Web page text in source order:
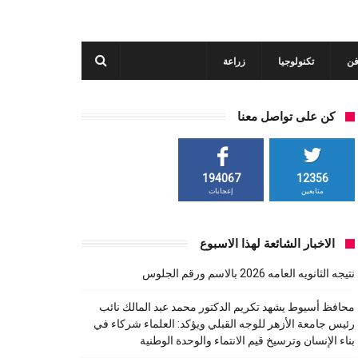
تكنولوجيا زراعة
كن على تواصل معنا
12356
متابعين
194067
إعجابات
الاخبار الشائعة لهذا الاسبوع
نتيجه الثانويه العامه 2026 بالاسم ورقم الجلوس
محافظ أسيوط يشهد تكريم الدكتور محمد عبد المالك نائب
رئيس جامعة الأزهر للوجه القبلي ويؤكد: العلماء شركاء في
بناء الإنسان وترسيخ قيم الانتماء والوحدة الوطنية